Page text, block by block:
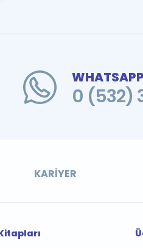
0 (532)
KARIYER